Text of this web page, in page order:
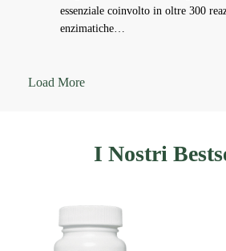
Scientifiche
essenziale coinvolto in oltre 300
enzimatiche…
Load More
I Nostri